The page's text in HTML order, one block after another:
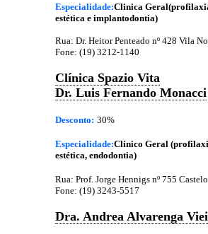
Especialidade:Clinica
estética e implantodontia)
Rua: Dr. Heitor Penteado nº 428 Vila
Fone: (19) 3212-1140
Clínica Spazio Vita
Dr. Luis Fernando Monacci
Desconto: 30%
Especialidade:Clinico Geral
estética, endodontia)
Rua: Prof. Jorge Hennigs nº 755 Castelo
Fone: (19) 3243-5517
Dra. Andrea Alvarenga